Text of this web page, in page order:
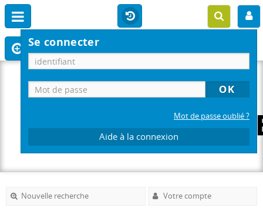
Se connecter
Mot de passe oublié ?
Aide à la connexion
Nouvelle recherche Votre compte